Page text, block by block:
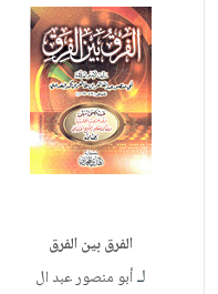
الفرق بين الفرق
لـأبو منصور عبد ال